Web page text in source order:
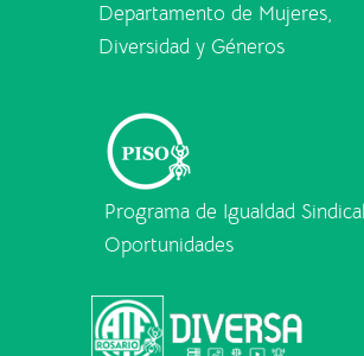
Departamento de Mujeres,
Diversidad y Géneros
Programa de Igualdad
Oportunidades